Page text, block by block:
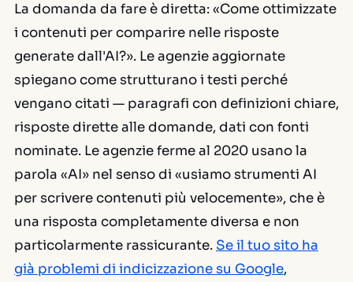
La domanda da fare è diretta: «Come ottimizzate
i contenuti per comparire nelle risposte
generate dall'AI?». Le agenzie aggiornate
spiegano come strutturano i testi perché
vengano citati — paragrafi con definizioni chiare,
risposte dirette alle domande, dati con fonti
nominate. Le agenzie ferme al 2020 usano la
parola «AI» nel senso di «usiamo strumenti AI
per scrivere contenuti più velocemente», che è
una risposta completamente diversa e non
particolarmente rassicurante. Se il tuo sito ha
già problemi di indicizzazione su Google,